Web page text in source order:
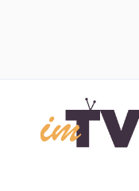
contenuto